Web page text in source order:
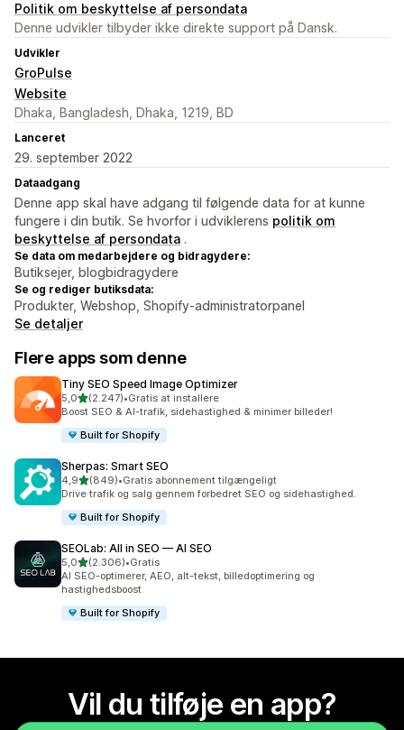
Politik om beskyttelse af persondata
Denne udvikler tilbyder ikke direkte support på Dansk.
Udvikler
GroPulse
Website
Dhaka, Bangladesh, Dhaka, 1219, BD
Lanceret
29. september 2022
Dataadgang
Denne app skal have adgang til følgende data for at kunne
fungere i din butik. Se hvorfor i udviklerens politik om
beskyttelse af persondata .
Se data om medarbejdere og bidragydere:
Butiksejer, blogbidragydere
Se og rediger butiksdata:
Produkter, Webshop, Shopify-administratorpanel
Se detaljer
Flere apps som denne
Tiny SEO Speed Image Optimizer
5,0ud af 5 stjerner
(2.247)
2247 anmeldelser i alt
•Gratis at installere
Boost SEO & AI-trafik, sidehastighed & minimer billeder!
Built for Shopify
Sherpas: Smart SEO
4,9ud af 5 stjerner
(849)
849 anmeldelser i alt
•Gratis abonnement tilgængeligt
Drive trafik og salg gennem forbedret SEO og sidehastighed.
Built for Shopify
SEOLab: All in SEO — AI SEO
5,0ud af 5 stjerner
(2.306)
2306 anmeldelser i alt
•Gratis
AI SEO-optimerer, AEO, alt-tekst, billedoptimering og
hastighedsboost
Built for Shopify
Vil du tilføje en app?